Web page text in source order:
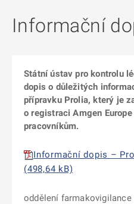
Informační
Státní ústav pro kontrolu
dopis o důležitých
přípravku Prolia, který je
o registraci Amgen
pracovníkům.
Informační dopis –
(498,64 kB)
oddělení farmakovigilance